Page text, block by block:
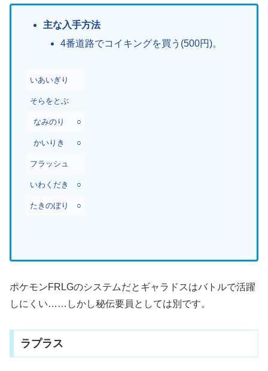
主な入手方法
4番道路でコイキングを買う(500円)。
いあいぎり
そらをとぶ
なみのり ○
かいりき ○
フラッシュ
いわくだき ○
たきのぼり ○
ポケモンFRLGのシステムだとギャラドスはバトルで活躍
しにくい……しかし秘伝要員としては別です。
ラプラス